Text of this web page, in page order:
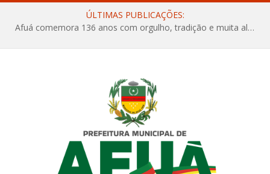
ÚLTIMAS PUBLICAÇÕES:
Afuá comemora 136 anos com orgulho, tradição e muita alegria na Quadra Dr. Nelson Salomão